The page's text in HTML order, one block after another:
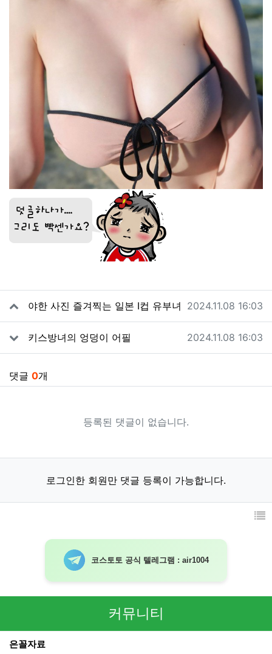
관련자료
야한 사진 즐겨찍는 일본 I컵 유부녀 작성일
2024.11.08 16:03
키스방녀의 엉덩이 어필 작성일
2024.11.08 16:03
댓글 0개
등록된 댓글이 없습니다.
로그인한 회원만 댓글 등록이 가능합니다.
코스토토 공식 텔레그램 : air1004
커뮤니티
은꼴자료